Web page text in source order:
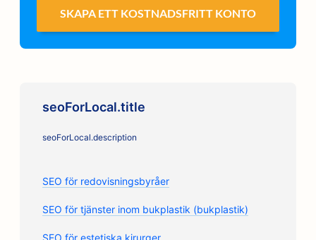
SKAPA ETT KOSTNADSFRITT KONTO
seoForLocal.title
seoForLocal.description
SEO för redovisningsbyråer
SEO för tjänster inom bukplastik (bukplastik)
SEO för estetiska kirurger